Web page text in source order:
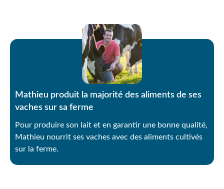
Mathieu produit la majorité des aliments de ses
vaches sur sa ferme
Pour produire son lait et en garantir une bonne qualité,
Mathieu nourrit ses vaches avec des aliments cultivés
sur la ferme.